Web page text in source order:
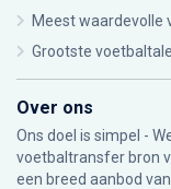
Meest waardevolle
Grootste
Over ons
Ons doel is simpel -
voetbaltransfer bron
een breed aanbod